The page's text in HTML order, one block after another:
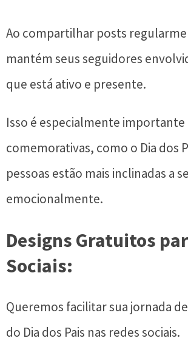
Ao compartilhar posts
mantém seus seguidores
que está ativo e presente.
Isso é especialmente importante
comemorativas, como o Dia dos
pessoas estão mais inclinadas a
emocionalmente.
Designs Gratuitos
Sociais:
Queremos facilitar sua jornada
do Dia dos Pais nas redes sociais.